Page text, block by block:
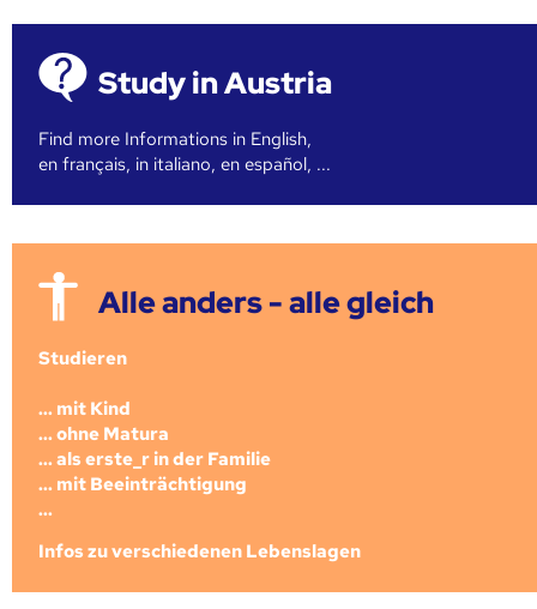
Study in Austria
Find more Informations in English,
en français, in italiano, en español, ...
Alle anders - alle gleich
Studieren
... mit Kind
... ohne Matura
... als erste_r in der Familie
... mit Beeinträchtigung
...
Infos zu verschiedenen Lebenslagen